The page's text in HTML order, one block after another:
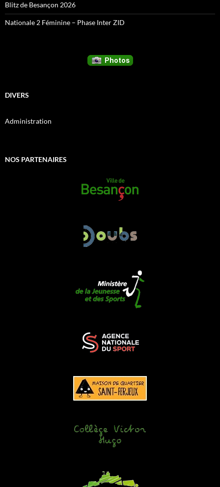
Blitz de Besançon 2026
Nationale 2 Féminine – Phase Inter ZID
DIVERS
Administration
NOS PARTENAIRES